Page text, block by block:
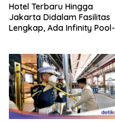
Hotel Terbaru Hingga
Jakarta Didalam Fasilitas
Lengkap, Ada Infinity Pool-